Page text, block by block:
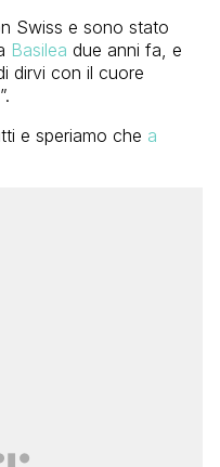
Swiss e sono stato
Basilea due anni fa, e
dirvi con il cuore
e speriamo che a